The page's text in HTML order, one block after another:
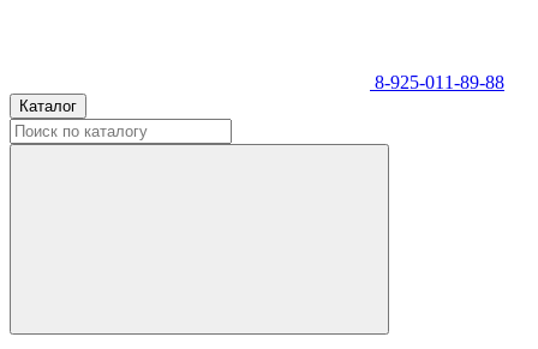
8-925-011-89-88
Каталог